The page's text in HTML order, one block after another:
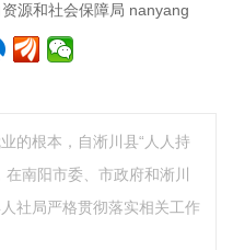
源和社会保障局 nanyang
的根本，自淅川县“人人持
南阳市委、市政府和淅川
社局严格贯彻落实相关工作